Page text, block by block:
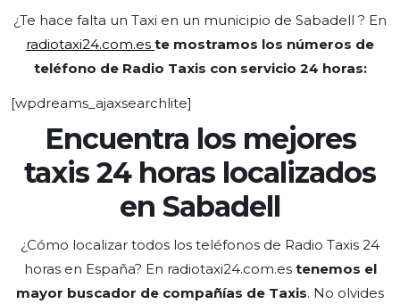
¿Te hace falta un Taxi en un municipio de Sabadell ? En
radiotaxi24.com.es te mostramos los números de
teléfono de Radio Taxis con servicio 24 horas:
[wpdreams_ajaxsearchlite]
Encuentra los mejores
taxis 24 horas localizados
en Sabadell
¿Cómo localizar todos los teléfonos de Radio Taxis 24
horas en España? En radiotaxi24.com.es tenemos el
mayor buscador de compañías de Taxis. No olvides